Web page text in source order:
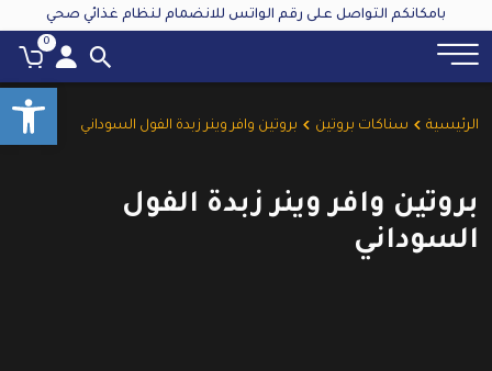
بامكانكم التواصل على رقم الواتس للانضمام لنظام غذائي صحي
0
الرئيسية سناكات بروتين بروتين وافر وينر زبدة الفول السوداني
بروتين وافر وينر زبدة الفول
السوداني